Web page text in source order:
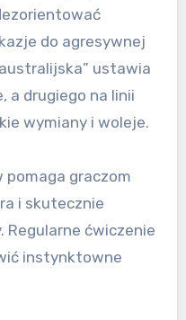
do agresywnej
ustawia
a drugiego na linii
wymiany i woleje.
graczom
i skutecznie
Regularne ćwiczenie
instynktowne